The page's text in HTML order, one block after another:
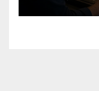
SOBRE